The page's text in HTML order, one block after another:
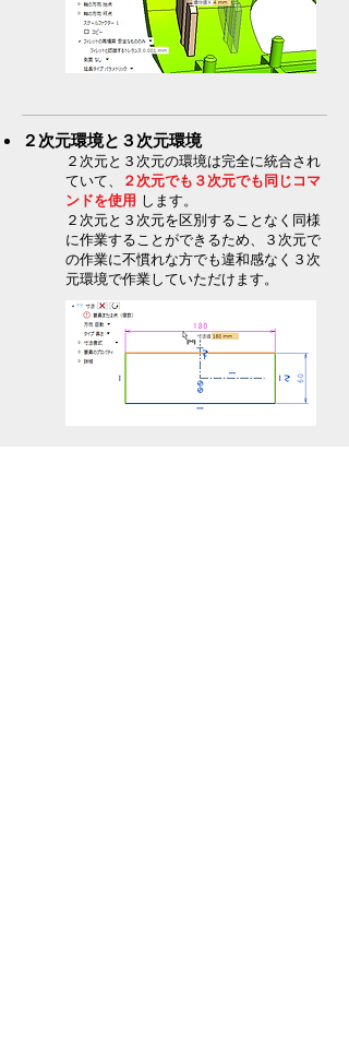
２次元環境と３次元環境
２次元と３次元の環境は完全に統合され
ていて、
２次元でも３次元でも同じコマ
ンドを使用 します。
２次元と３次元を区別することなく同様
に作業することができるため、３次元で
の作業に不慣れな方でも違和感なく３次
元環境で作業していただけます。​